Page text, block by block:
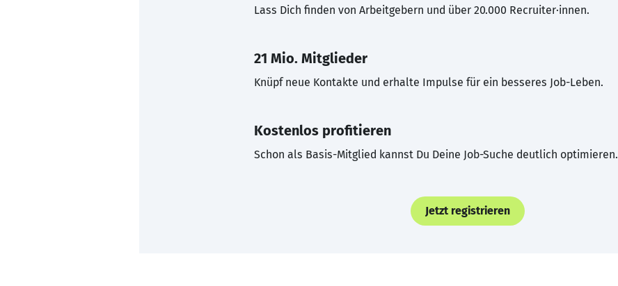
Lass Dich finden von Arbeitgebern und über 20.000 Recruiter·innen.
21 Mio. Mitglieder
Knüpf neue Kontakte und erhalte Impulse für ein besseres Job-Leben.
Kostenlos profitieren
Schon als Basis-Mitglied kannst Du Deine Job-Suche deutlich optimieren.
Jetzt registrieren